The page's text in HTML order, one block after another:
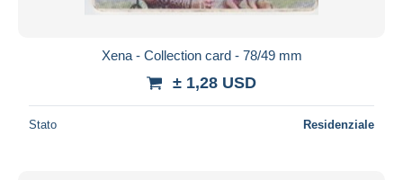
Xena - Collection card - 78/49 mm
± 1,28 USD
Stato Residenziale